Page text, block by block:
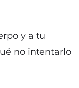
y a tu
no intentarlo